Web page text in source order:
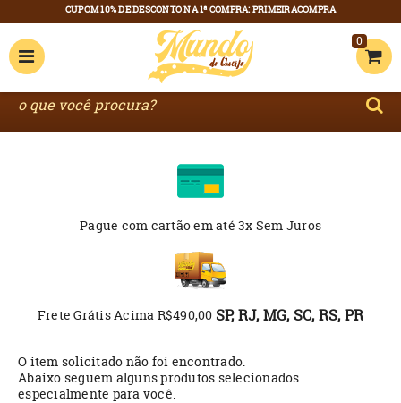
0
Pague com cartãoem até 3x Sem Juros
Frete Grátis Acima R$490,00 SP, RJ, MG, SC, RS, PR
O item solicitado não foi encontrado.
Abaixo seguem alguns produtos selecionados
especialmente para você.